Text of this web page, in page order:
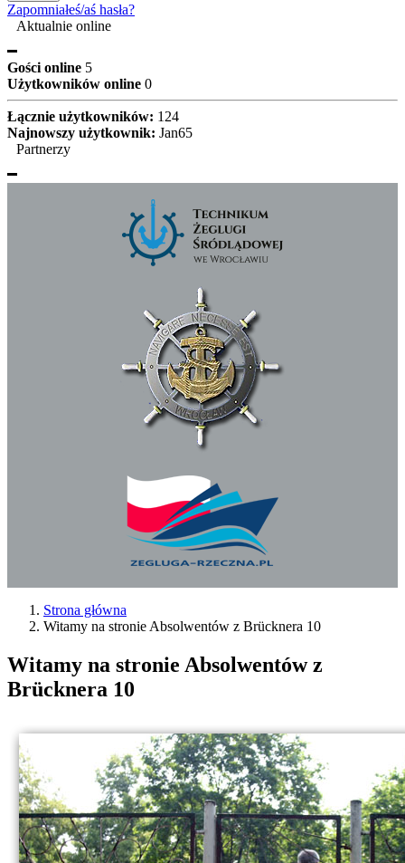
Zapomniałeś/aś hasła?
Aktualnie online
Gości online 5
Użytkowników online 0
Łącznie użytkowników: 124
Najnowszy użytkownik: Jan65
Partnerzy
Strona główna
Witamy na stronie Absolwentów z Brücknera 10
Witamy na stronie Absolwentów z
Brücknera 10